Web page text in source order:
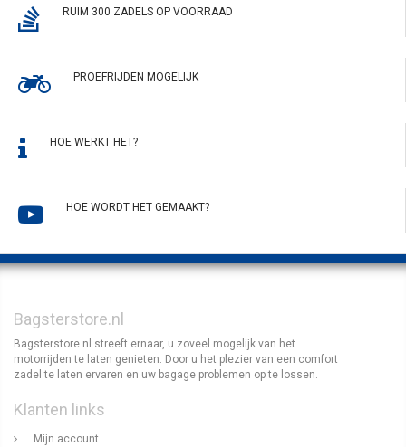
RUIM 300 ZADELS OP VOORRAAD
PROEFRIJDEN MOGELIJK
HOE WERKT HET?
HOE WORDT HET GEMAAKT?
Bagsterstore.nl
Bagsterstore.nl streeft ernaar, u zoveel mogelijk van het
motorrijden te laten genieten. Door u het plezier van een comfort
zadel te laten ervaren en uw bagage problemen op te lossen.
Klanten links
Mijn account